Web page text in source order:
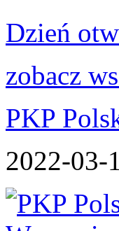
Dzień
zobacz
PKP
2022-03-